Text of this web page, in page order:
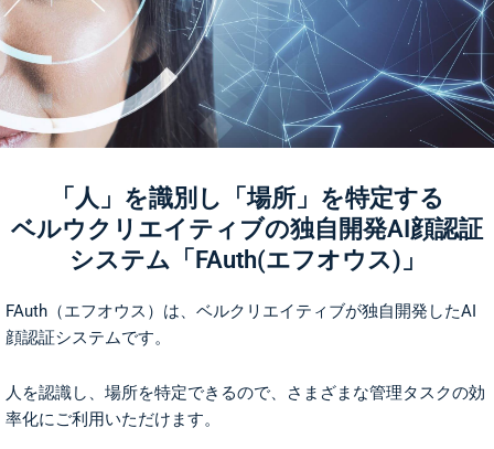
「人」を識別し「場所」を特定する
ベルウクリエイティブの独自開発AI顔認証
システム「FAuth(エフオウス)」
FAuth（エフオウス）は、ベルクリエイティブが独自開発したAI
顔認証システムです。
人を認識し、場所を特定できるので、さまざまな管理タスクの効
率化にご利用いただけます。